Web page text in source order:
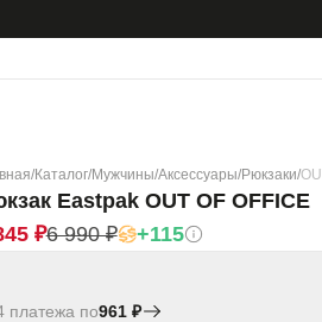
/Каталог/Мужчины/Аксессуары/Рюкзаки/
Eastpak OUT OF OFFICE
₽6 990 ₽ +115
платежа по961 ₽